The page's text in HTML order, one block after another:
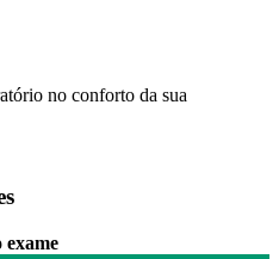
no conforto da sua
exame